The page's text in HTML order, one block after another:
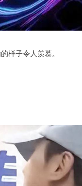
样子令人羡慕。
基金指数